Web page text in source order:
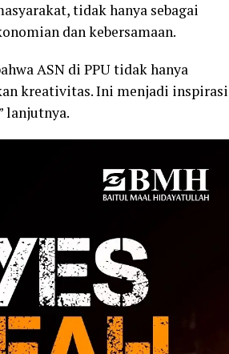
tidak hanya sebagai
dan kebersamaan.
ASN di PPU tidak hanya
kreativitas. Ini menjadi inspirasi
lanjutnya.